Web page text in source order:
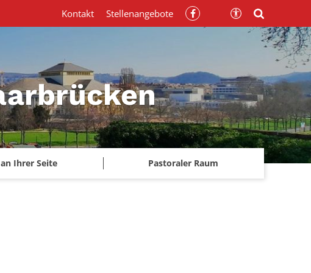
Ihrer Seite Pastoraler Raum
Kontakt Stellenangebote